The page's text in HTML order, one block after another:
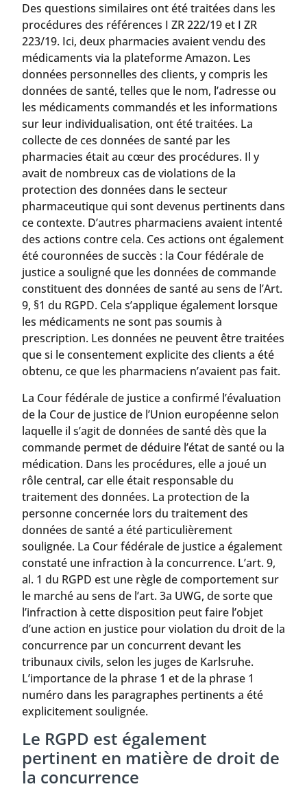
Des questions similaires ont été traitées dans les
procédures des références I ZR 222/19 et I ZR
223/19. Ici, deux pharmacies avaient vendu des
médicaments via la plateforme Amazon. Les
données personnelles des clients, y compris les
données de santé, telles que le nom, l’adresse ou
les médicaments commandés et les informations
sur leur individualisation, ont été traitées. La
collecte de ces données de santé par les
pharmacies était au cœur des procédures. Il y
avait de nombreux cas de violations de la
protection des données dans le secteur
pharmaceutique qui sont devenus pertinents dans
ce contexte. D’autres pharmaciens avaient intenté
des actions contre cela. Ces actions ont également
été couronnées de succès : la Cour fédérale de
justice a souligné que les données de commande
constituent des données de santé au sens de l’Art.
9, §1 du RGPD. Cela s’applique également lorsque
les médicaments ne sont pas soumis à
prescription. Les données ne peuvent être traitées
que si le consentement explicite des clients a été
obtenu, ce que les pharmaciens n’avaient pas fait.
La Cour fédérale de justice a confirmé l’évaluation
de la Cour de justice de l’Union européenne selon
laquelle il s’agit de données de santé dès que la
commande permet de déduire l’état de santé ou la
médication. Dans les procédures, elle a joué un
rôle central, car elle était responsable du
traitement des données. La protection de la
personne concernée lors du traitement des
données de santé a été particulièrement
soulignée. La Cour fédérale de justice a également
constaté une infraction à la concurrence. L’art. 9,
al. 1 du RGPD est une règle de comportement sur
le marché au sens de l’art. 3a UWG, de sorte que
l’infraction à cette disposition peut faire l’objet
d’une action en justice pour violation du droit de la
concurrence par un concurrent devant les
tribunaux civils, selon les juges de Karlsruhe.
L’importance de la phrase 1 et de la phrase 1
numéro dans les paragraphes pertinents a été
explicitement soulignée.
Le RGPD est également
pertinent en matière de droit de
la concurrence